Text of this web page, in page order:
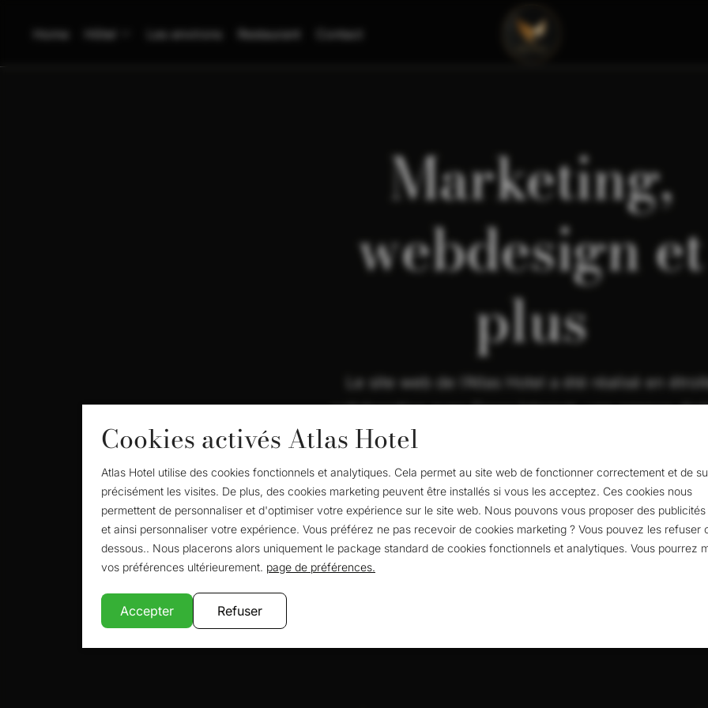
Home Hôtel Les environs Restaurant Contact
Marketing,
webdesign et
plus
Le site web de l’Atlas Hotel a été réalisé en
collaboration avec Cross Internet, une agence
En tant qu’agence digitale, Cross Internet est responsable à la
site web et du marketing en ligne.
Cross Internet
Cookies activés Atlas Hotel
Atlas Hotel utilise des cookies fonctionnels et analytiques. Cela permet au site web de fonctionner correctement et de
précisément les visites. De plus, des cookies marketing peuvent être installés si vous les acceptez. Ces cookies nous
permettent de personnaliser et d'optimiser votre expérience sur le site web. Nous pouvons vous proposer des publicités
et ainsi personnaliser votre expérience. Vous préférez ne pas recevoir de cookies marketing ? Vous pouvez les refuser
dessous.. Nous placerons alors uniquement le package standard de cookies fonctionnels et analytiques. Vous pourrez
vos préférences ultérieurement. page de préférences.
Accepter Refuser